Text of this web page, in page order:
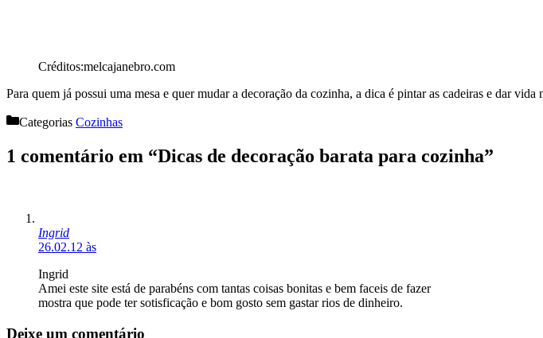
Créditos:melcajanebro.com
Para quem já possui uma mesa e quer mudar a decoração da cozinha, a dica é pintar as cadeiras e dar vida
Categorias Cozinhas
1 comentário em “Dicas de decoração barata para cozinha”
Ingrid
26.02.12 às
Ingrid
Amei este site está de parabéns com tantas coisas bonitas e bem faceis de fazer
mostra que pode ter sotisficação e bom gosto sem gastar rios de dinheiro.
Deixe um comentário